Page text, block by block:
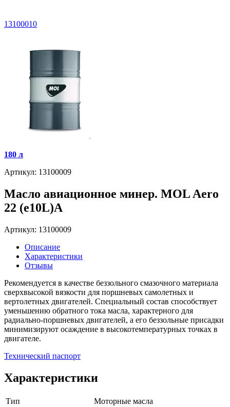
13100010
180 л
Артикул: 13100009
Масло авиационное минер. MOL Aero
22 (e10L)A
Артикул: 13100009
Описание
Характеристики
Отзывы
Рекомендуется в качестве беззольного смазочного материала
сверхвысокой вязкости для поршневых самолетных и
вертолетных двигателей. Специальный состав способствует
уменьшению обратного тока масла, характерного для
радиально-поршневых двигателей, а его беззольные присадки
минимизируют осаждение в высокотемпературных точках в
двигателе.
Технический паспорт
Характеристики
Тип
Моторные масла